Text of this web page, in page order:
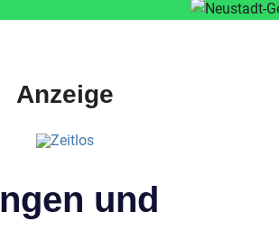
Anzeige
und